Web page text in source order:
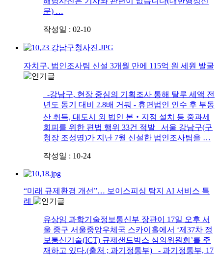
문) …
작성일 : 02-10
자치구, 법인조사팀 신설 3개월 만에 115억 원 세원 발굴
-강남구, 현장 중심의 기획조사 통해 탈루 세액 전
년도 동기 대비 2.8배 거둬 - 휴면법인 인수 후 부동
산 취득, 대도시 외 법인 본‧지점 설치 등 중과세
회피를 위한 편법 행위 33건 적발 서울 강남구(구
청장 조성명)가 지난 7월 신설한 법인조사팀을 …
작성일 : 10-24
“미래 규제환경 개선”… 보이스피싱 탐지 AI 서비스 특
례
유상임 과학기술정보통신부 장관이 17일 오후 서
울 중구 서울중앙우체국 스카이홀에서 ‘제37차 정
보통신기술(ICT) 규제샌드박스 심의위원회’를 주
재하고 있다.(출처 ; 과기정통부) - 과기정통부, 17